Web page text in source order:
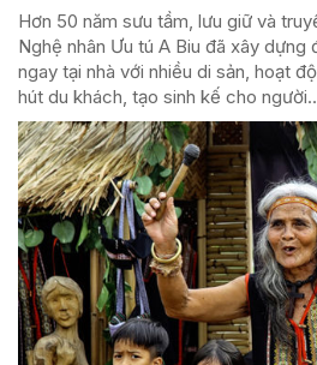
Hơn 50 năm sưu tầm, lưu giữ và
Nghệ nhân Ưu tú A Biu đã xây dựng
ngay tại nhà với nhiều di sản, hoạt
hút du khách, tạo sinh kế cho